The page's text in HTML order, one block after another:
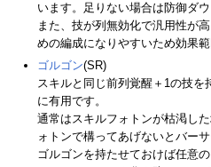
います。足りない場合は防御ダ
また、技が列無効化で汎用性が
めの編成になりやすいため効果範
ゴルゴン(SR)
スキルと同じ前列覚醒＋1の技
に有用です。
通常はスキルフォトンが枯渇し
ォトンで構ってあげないとバー
ゴルゴンを持たせておけば任意